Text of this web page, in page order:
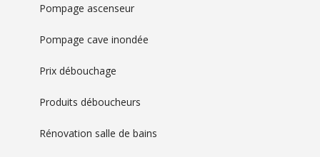
Pompage ascenseur
Pompage cave inondée
Prix débouchage
Produits déboucheurs
Rénovation salle de bains